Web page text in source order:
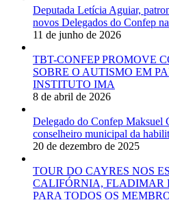
Deputada Letícia Aguiar,
novos Delegados do Confep
11 de junho de 2026
TBT-CONFEP PROMOVE
SOBRE O AUTISMO EM
INSTITUTO IMA
8 de abril de 2026
Delegado do Confep Maksuel
conselheiro municipal da
20 de dezembro de 2025
TOUR DO CAYRES NOS
CALIFÓRNIA, FLADIMAR
PARA TODOS OS